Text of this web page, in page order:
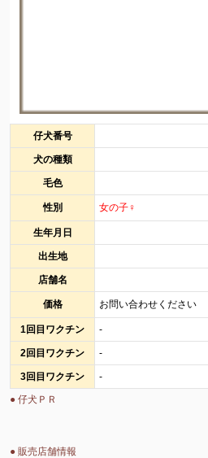
仔犬番号
犬の種類
毛色
性別 女の子♀
生年月日
出生地
店舗名
価格 お問い合わせください
1回目ワクチン -
2回目ワクチン -
3回目ワクチン
-
● 仔犬ＰＲ
● 販売店舗情報